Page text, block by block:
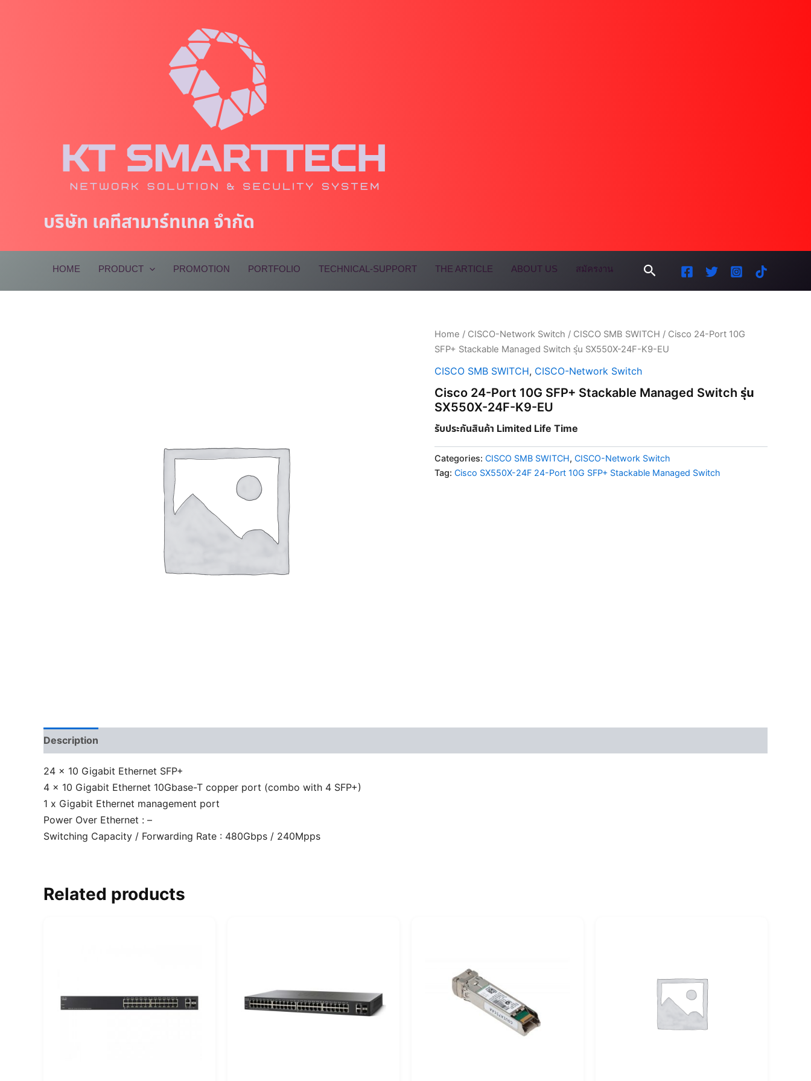
บริษัท เคทีสามาร์ทเทค จำกัด
HOME PRODUCT PROMOTION PORTFOLIO TECHNICAL-SUPPORT THE ARTICLE ABOUT US สมัครงาน Search
Home / CISCO-Network Switch / CISCO SMB SWITCH / Cisco 24-Port 10G
SFP+ Stackable Managed Switch รุ่น SX550X-24F-K9-EU
CISCO SMB SWITCH, CISCO-Network Switch
Cisco 24-Port 10G SFP+ Stackable Managed Switch รุ่น
SX550X-24F-K9-EU
รับประกันสินค้า Limited Life Time
Categories: CISCO SMB SWITCH, CISCO-Network Switch
Tag: Cisco SX550X-24F 24-Port 10G SFP+ Stackable Managed Switch
Description
24 x 10 Gigabit Ethernet SFP+
4 x 10 Gigabit Ethernet 10Gbase-T copper port (combo with 4 SFP+)
1 x Gigabit Ethernet management port
Power Over Ethernet : –
Switching Capacity / Forwarding Rate : 480Gbps / 240Mpps
Related products